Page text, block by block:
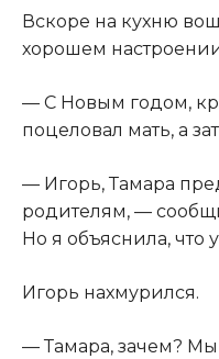
Вскоре на кухню
хорошем
— С Новым годом,
поцеловал мать, а
— Игорь, Тамара
родителям, —
Но я объяснила, что
Игорь нахмурился.
— Тамара, зачем?